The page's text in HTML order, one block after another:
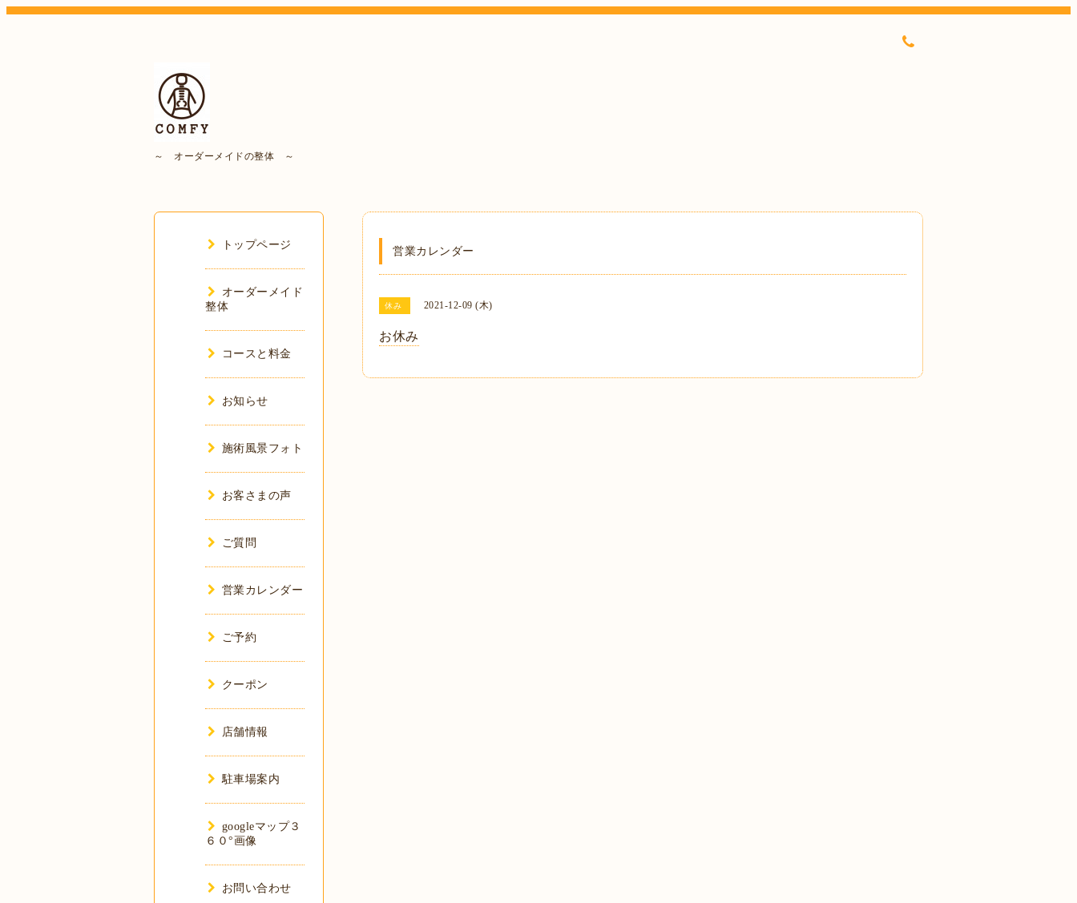
～ オーダーメイドの整体 ～
営業カレンダー
休み 2021-12-09 (木)
お休み
トップページ
オーダーメイド
整体
コースと料金
お知らせ
施術風景フォト
お客さまの声
ご質問
営業カレンダー
ご予約
クーポン
店舗情報
駐車場案内
googleマップ３
６０°画像
お問い合わせ